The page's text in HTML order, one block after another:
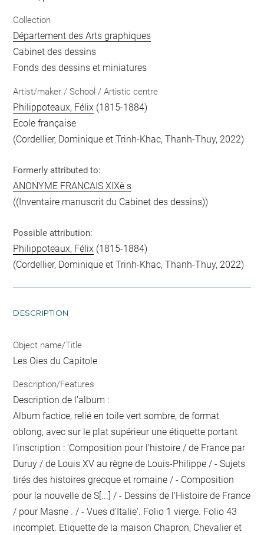
Collection
Département des Arts graphiques
Cabinet des dessins
Fonds des dessins et miniatures
Artist/maker / School / Artistic centre
Philippoteaux, Félix (1815-1884)
Ecole française
(Cordellier, Dominique et Trinh-Khac, Thanh-Thuy, 2022)
Formerly attributed to:
ANONYME FRANCAIS XIXè s
((Inventaire manuscrit du Cabinet des dessins))
Possible attribution:
Philippoteaux, Félix (1815-1884)
(Cordellier, Dominique et Trinh-Khac, Thanh-Thuy, 2022)
DESCRIPTION
Object name/Title
Les Oies du Capitole
Description/Features
Description de l'album :
Album factice, relié en toile vert sombre, de format
oblong, avec sur le plat supérieur une étiquette portant
l'inscription : 'Composition pour l'histoire / de France par
Duruy / de Louis XV au règne de Louis-Philippe / - Sujets
tirés des histoires grecque et romaine / - Composition
pour la nouvelle de S[...] / - Dessins de l'Histoire de France
/ pour Masne . / - Vues d'Italie'. Folio 1 vierge. Folio 43
incomplet. Etiquette de la maison Chapron, Chevalier et